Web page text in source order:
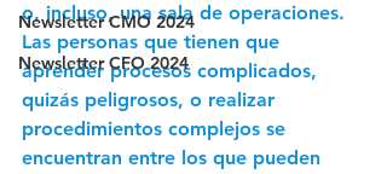
Newsletter CMO 2024
Newsletter CFO 2024
o, incluso, una sala de operaciones.
Las personas que tienen que
aprender procesos complicados,
quizás peligrosos, o realizar
procedimientos complejos se
encuentran entre los que pueden